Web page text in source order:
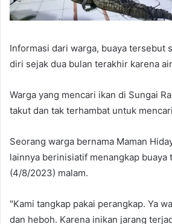
Informasi dari warga, buaya tersebut
diri sejak dua bulan terakhir karena
Warga yang mencari ikan di Sungai
takut dan tak terhambat untuk
Seorang warga bernama Maman
lainnya berinisiatif menangkap buaya
(4/8/2023) malam.
"Kami tangkap pakai perangkap. Ya
dan heboh. Karena inikan jarang